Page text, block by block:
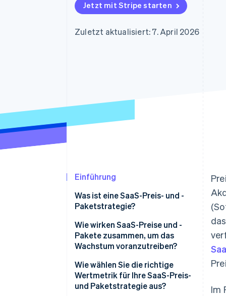
Autorisierungsraten
Beschleunigter Bezahlvorgang
Jetzt mit Stripe starten
Zuletzt aktualisiert: 7. April 2026
Einführung
Was ist eine SaaS-Preis- und -
Paketstrategie?
Wie wirken SaaS-Preise und -
Pakete zusammen, um das
Wachstum voranzutreiben?
Wie wählen Sie die richtige
Wertmetrik für Ihre SaaS-Preis-
und Paketstrategie aus?
Im